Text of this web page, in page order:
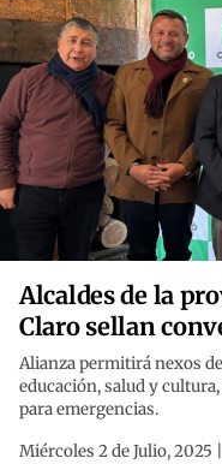
Alcaldes de la
Claro sellan
Alianza permitirá nexos
educación, salud y
para emergencias.
Miércoles 2 de Julio, 2025